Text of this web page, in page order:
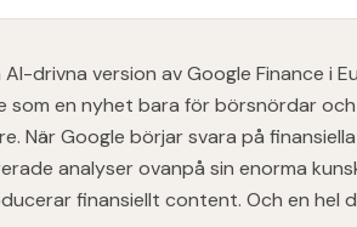
drivna version av Google Finance i
som en nyhet bara för börsnördar
När Google börjar svara på
analyser ovanpå sin enorma
finansiellt content. Och en hel